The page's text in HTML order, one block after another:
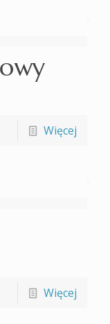
Więcej
Więcej